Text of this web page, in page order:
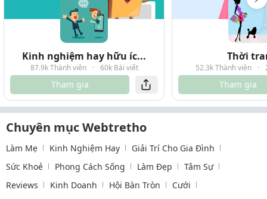
Kinh nghiệm hay hữu íc...
87.9k Thành viên · 60k Bài viết
Tham gia
Thời
52.3k Thành viên ·
Tham gia
Chuyên mục Webtretho
Làm Mẹ Kinh Nghiệm Hay
Giải Trí Cho Gia Đình
Sức Khoẻ
Phong Cách Sống Làm Đẹp
Tâm Sự
Reviews
Kinh Doanh Hội Bàn Tròn
Cưới